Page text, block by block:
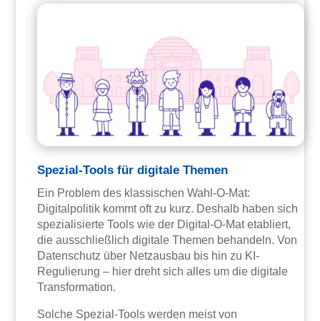
Spezial-Tools für digitale Themen
Ein Problem des klassischen Wahl-O-Mat:
Digitalpolitik kommt oft zu kurz. Deshalb haben sich
spezialisierte Tools wie der Digital-O-Mat etabliert,
die ausschließlich digitale Themen behandeln. Von
Datenschutz über Netzausbau bis hin zu KI-
Regulierung – hier dreht sich alles um die digitale
Transformation.
Solche Spezial-Tools werden meist von